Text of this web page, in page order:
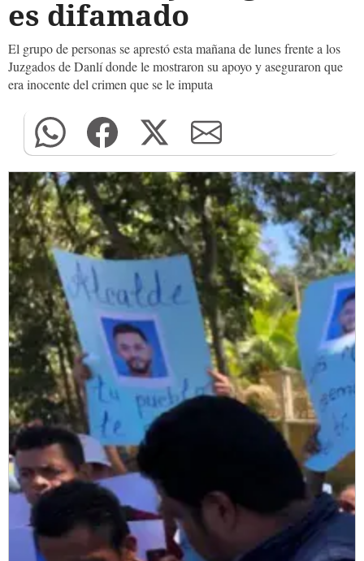
es difamado
El grupo de personas se aprestó esta mañana de lunes frente a los
Juzgados de Danlí donde le mostraron su apoyo y aseguraron que
era inocente del crimen que se le imputa